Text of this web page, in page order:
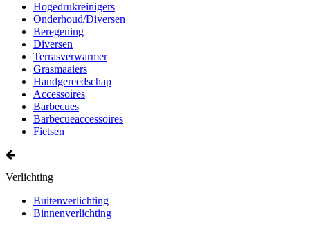
Hogedrukreinigers
Onderhoud/Diversen
Beregening
Diversen
Terrasverwarmer
Grasmaaiers
Handgereedschap
Accessoires
Barbecues
Barbecueaccessoires
Fietsen
Verlichting
Buitenverlichting
Binnenverlichting